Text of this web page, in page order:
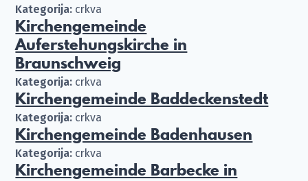
Kategorija: crkva
Kirchengemeinde
Auferstehungskirche in
Braunschweig
Kategorija: crkva
Kirchengemeinde Baddeckenstedt
Kategorija: crkva
Kirchengemeinde Badenhausen
Kategorija: crkva
Kirchengemeinde Barbecke in